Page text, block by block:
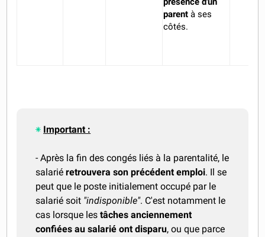
parent à ses
côtés.
Important :
- Après la fin des congés liés à la parentalité, le
salariéretrouvera son précédent emploi. Il se
peut que le poste initialement occupé par le
salarié soit "indisponible". C'est notamment le
cas lorsque lestâches anciennement
confiées au salarié ont disparu, ou que parce